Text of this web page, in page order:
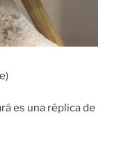
es una réplica de